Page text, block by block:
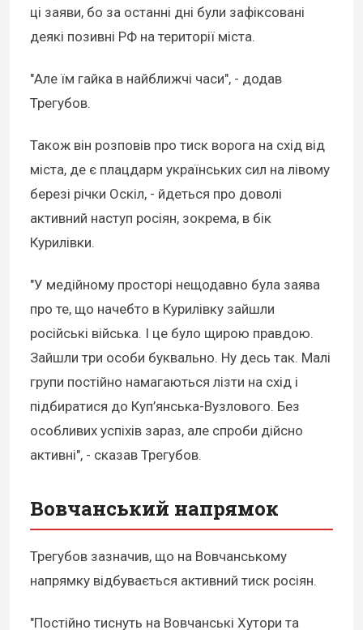
ці заяви, бо за останні дні були зафіксовані
деякі позивні РФ на території міста.
"Але їм гайка в найближчі часи", - додав
Трегубов.
Також він розповів про тиск ворога на схід від
міста, де є плацдарм українських сил на лівому
березі річки Оскіл, - йдеться про доволі
активний наступ росіян, зокрема, в бік
Курилівки.
"У медійному просторі нещодавно була заява
про те, що начебто в Курилівку зайшли
російські війська. І це було щирою правдою.
Зайшли три особи буквально. Ну десь так. Малі
групи постійно намагаються лізти на схід і
підбиратися до Куп’янська-Вузлового. Без
особливих успіхів зараз, але спроби дійсно
активні", - сказав Трегубов.
Вовчанський напрямок
Трегубов зазначив, що на Вовчанському
напрямку відбувається активний тиск росіян.
"Постійно тиснуть на Вовчанські Хутори та